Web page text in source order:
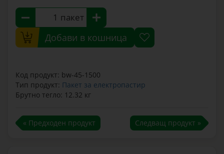
пакет
Добави в кошница
Код продукт: bw-45-1500
Тип продукт: Пакет за електропастир
Брутно тегло: 12.32 кг
« Предходен продукт Следващ продукт »